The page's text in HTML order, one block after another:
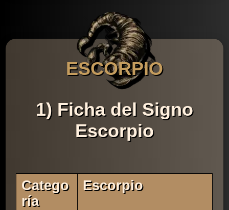
ESCORPIO
1) Ficha del Signo
Escorpio
Catego
Ría
Escorpio